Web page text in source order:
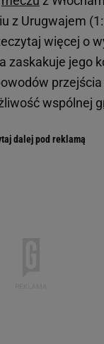
z Urugwajem
więcej o
zaskakuje jego
wspólnej